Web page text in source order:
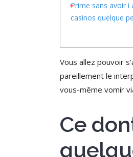
Prime sans avoir
casinos quelque
Vous allez pouvoir
pareillement le
vous-même vomir
Ce